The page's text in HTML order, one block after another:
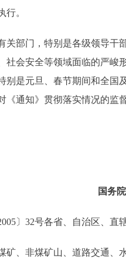
行。
部门，特别是各级领导干部
社会安全等领域面临的严峻
别是元旦、春节期间和全国
《通知》贯彻落实情况的监
国务
〕32号各省、自治区、直
、非煤矿山、道路交通、